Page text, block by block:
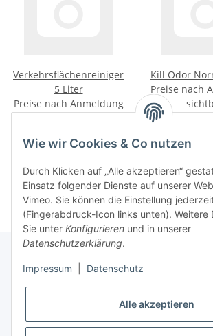
Verkehrsflächenreiniger
5 Liter
Preise nach Anmeldung
Kill Odor
Preise nach
Kategorien
Informationen
Gesetzliche Informationen
Wie wir Cookies & Co nutzen
Durch Klicken auf „Alle akzeptieren“
Einsatz folgender Dienste auf unserer
Vimeo. Sie können die Einstellung
(Fingerabdruck-Icon links unten). Weitere
Sie unter Konfigurieren und in unserer
Datenschutzerklärung.
Impressum Datenschutz
Alle akzeptieren